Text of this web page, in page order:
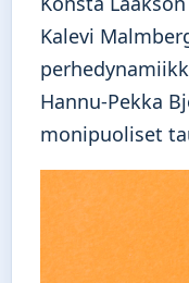
Kalevi
Hannu-Pekka
monipuoliset